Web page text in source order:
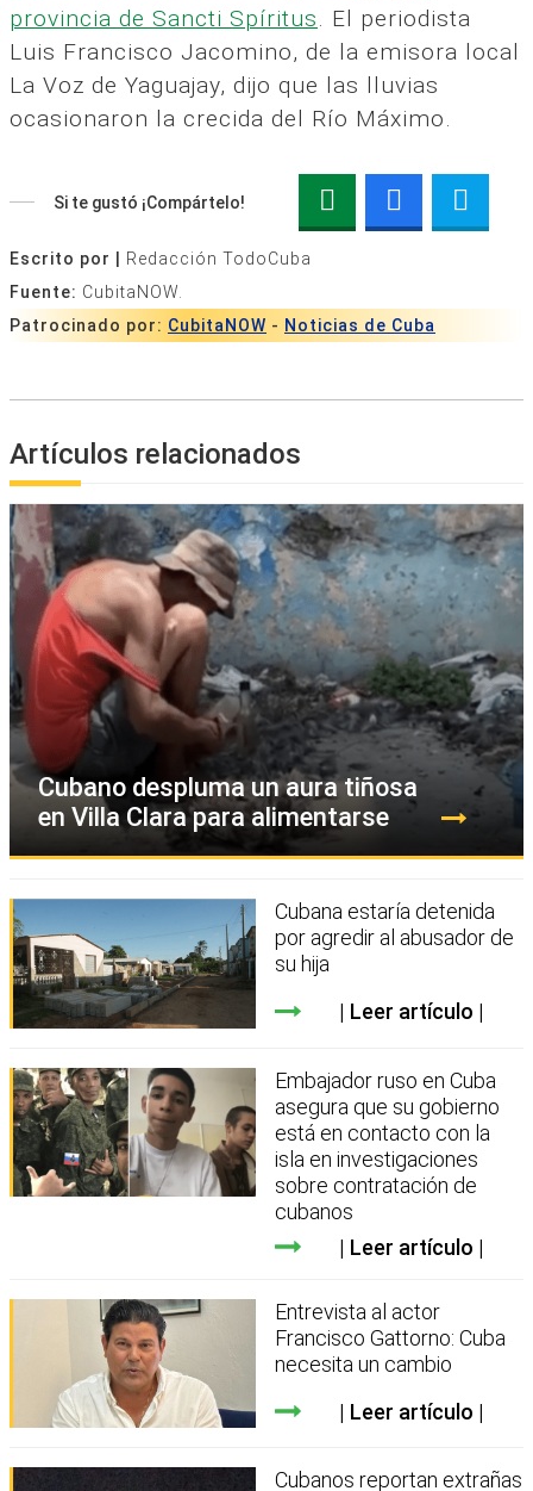
provincia de Sancti Spíritus. El periodista
Luis Francisco Jacomino, de la emisora local
La Voz de Yaguajay, dijo que las lluvias
ocasionaron la crecida del Río Máximo.
Si te gustó ¡Compártelo!
Escrito por |
Redacción TodoCuba
Fuente: CubitaNOW.
Patrocinado por: CubitaNOW - Noticias de Cuba
Artículos relacionados
Cubano despluma un aura tiñosa
en Villa Clara para alimentarse
Cubana estaría detenida
por agredir al abusador de
su hija
Leer artículo
Embajador ruso en Cuba
asegura que su gobierno
está en contacto con la
isla en investigaciones
sobre contratación de
cubanos
Leer artículo
Entrevista al actor
Francisco Gattorno: Cuba
necesita un cambio
Leer artículo
Cubanos reportan extrañas